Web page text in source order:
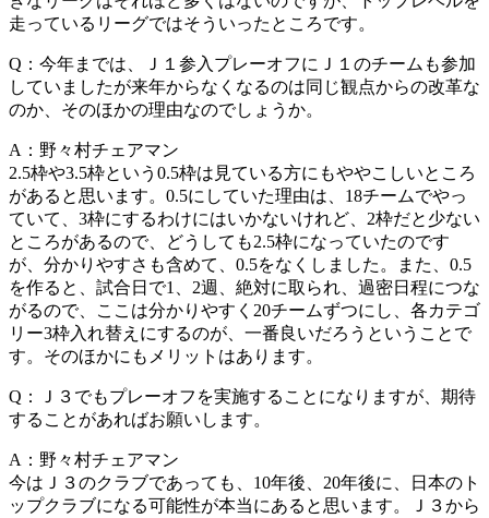
走っているリーグではそういったところです。
Q：今年までは、Ｊ１参入プレーオフにＪ１のチームも参加
していましたが来年からなくなるのは同じ観点からの改革な
のか、そのほかの理由なのでしょうか。
A：野々村チェアマン
2.5枠や3.5枠という0.5枠は見ている方にもややこしいところ
があると思います。0.5にしていた理由は、18チームでやっ
ていて、3枠にするわけにはいかないけれど、2枠だと少ない
ところがあるので、どうしても2.5枠になっていたのです
が、分かりやすさも含めて、0.5をなくしました。また、0.5
を作ると、試合日で1、2週、絶対に取られ、過密日程につな
がるので、ここは分かりやすく20チームずつにし、各カテゴ
リー3枠入れ替えにするのが、一番良いだろうということで
す。そのほかにもメリットはあります。
Q：Ｊ３でもプレーオフを実施することになりますが、期待
することがあればお願いします。
A：野々村チェアマン
今はＪ３のクラブであっても、10年後、20年後に、日本のト
ップクラブになる可能性が本当にあると思います。Ｊ３から